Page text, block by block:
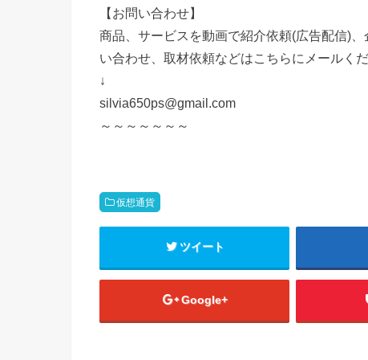
【お問い合わせ】
商品、サービスを動画で紹介依頼(広告配信)
い合わせ、取材依頼などはこちらにメールく
↓
silvia650ps@gmail.com
～～～～～～～
仮想通貨
ツイート
Google+